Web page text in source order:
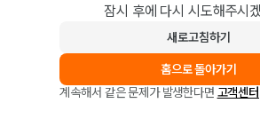
잠시 후에 다시 시도해주시
새로고침하기
홈으로 돌아가기
계속해서 같은 문제가 발생한다면 고객센터